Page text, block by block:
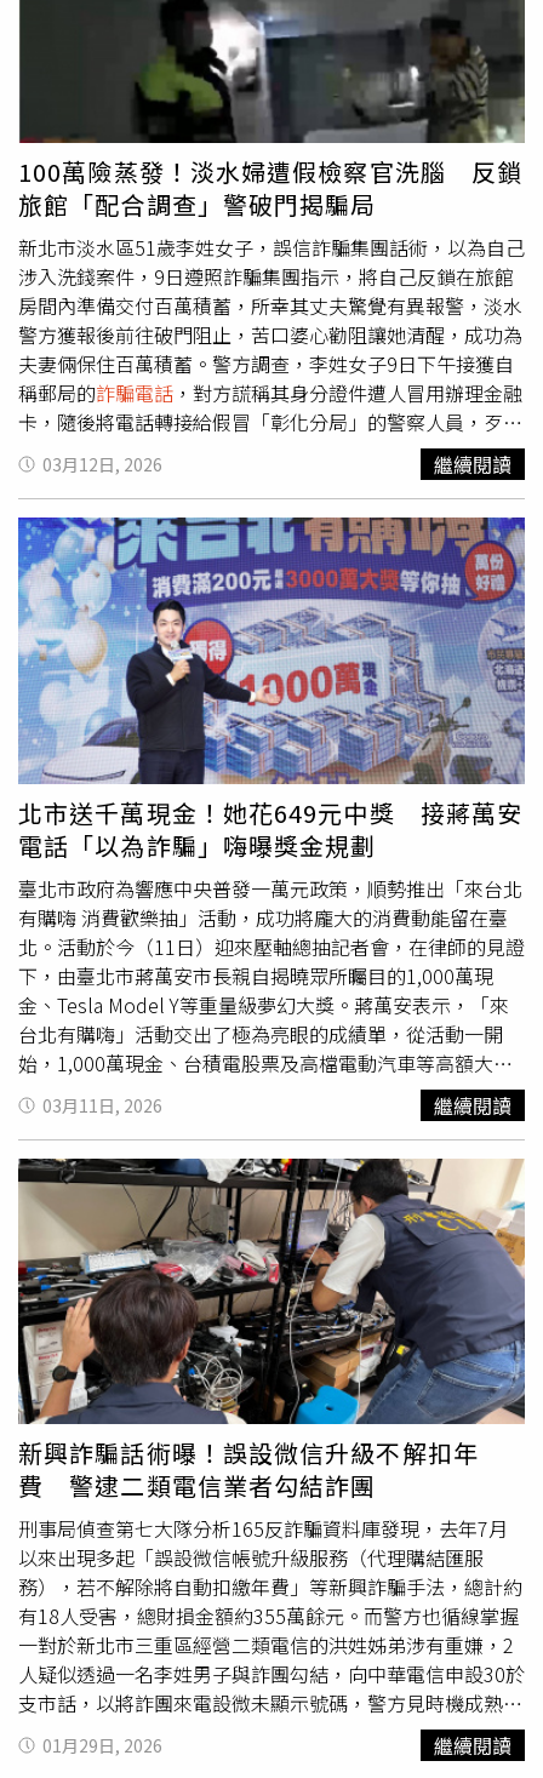
撥該電話，但已無法聯絡，先前匯出的20萬元也追不回。胡
漢龑回憶，當時確實注意到電話號碼不同，但對方解釋是新
號碼，自己未更新聯絡資料，因此未多加懷疑。案件通報警
方後，刑事警察局在5天內迅速破案，並逮捕一名16歲的女
車手。事後女車手的母親打電話向胡漢龑求情，希望能分期
償還款項，避免女兒留下案底。胡漢龑表示，聽到對方的請
求後決定不再追討20萬元，甚至還包了6000元紅包給對
方，希望對方未來能重新做人。他也感嘆表示，自己並不是
貪心的人，卻仍然會遇上詐騙。警方提醒，若接到朋友突然
借錢的電話，應提高警覺，可透過其他方式聯絡本人確認，
或事先與親友約定專屬暗號，以降低遭詐騙的風險。
100萬險蒸發！淡水婦遭假檢察官洗腦 反鎖
旅館「配合調查」警破門揭騙局
新北市淡水區51歲李姓女子，誤信詐騙集團話術，以為自己
涉入洗錢案件，9日遵照詐騙集團指示，將自己反鎖在旅館
房間內準備交付百萬積蓄，所幸其丈夫驚覺有異報警，淡水
警方獲報後前往破門阻止，苦口婆心勸阻讓她清醒，成功為
夫妻倆保住百萬積蓄。警方調查，李姓女子9日下午接獲自
稱郵局的詐騙電話 ，對方謊稱其身分證件遭人冒用辦理金融
卡，隨後將電話轉接給假冒「彰化分局」的警察人員，歹徒
要求李女加入特定的 LINE 帳號，並由另一名自稱「葉建成
檢察官」接手，並恐嚇李女名下帳戶涉嫌洗錢案件，必須配
合「資產代管」約100萬元，否則將面臨羈押。面對恐嚇，
李女身心承受高度壓力，加上對方的不斷言詞洗腦下，李女
當天晚間9時許，依指示前往沙崙路某旅館入住並與外界隔
離，以躲避家人干擾並配合所謂的「調查」，所幸李女丈夫
驚覺有異並通報警方。員警獲報抵達旅館房間時，李女正深
陷詐騙集團的話術中，神情焦慮地不斷詢問「我會被抓走
嗎？」現場員警見狀不斷舉出實際案例安撫情緒，並逐一拆
解詐騙集團利用通訊軟體分飾多角的犯罪套路。經過員警不
懈地勸說與解釋，李女這才逐漸醒悟，驚覺自己差點將辛苦
積蓄交給詐騙集團，警方隨後將李女帶回派出所提供後續協
助，並配合製作阻詐諮詢筆錄，成功保住新100萬元積蓄。
淡水警分局呼籲，公務機關或檢警單位絕對不會透過電話或
LINE 要求民眾交付財物或監管帳戶，更不會要求民眾入住
旅館隔離通訊。若接獲類似提及「身分遭冒用」、「涉及洗
錢」或「需監管資金」的電話，請務必保持冷靜，第一時間
撥打 110 或 165 反詐騙專線求證，以免落入詐騙陷阱。
03月12日, 2026 繼續閱讀
北市送千萬現金！她花649元中獎 接蔣萬安
電話「以為詐騙」嗨曝獎金規劃
臺北市政府為響應中央普發一萬元政策，順勢推出「來台北
有購嗨 消費歡樂抽」活動，成功將龐大的消費動能留在臺
北。活動於今（11日）迎來壓軸總抽記者會，在律師的見證
下，由臺北市蔣萬安市長親自揭曉眾所矚目的1,000萬現
金、Tesla Model Y等重量級夢幻大獎。蔣萬安表示，「來
台北有購嗨」活動交出了極為亮眼的成績單，從活動一開
始，1,000萬現金、台積電股票及高檔電動汽車等高額大獎
即話題不斷，短短3個月，登錄金額一路狂飆突破74億元大
關，登錄筆數高達550萬筆，註冊會員數超過19萬5,000人
次，活動官網更一舉突破960萬瀏覽人次，活動期間更促使
每人平均增加了超過7,000元的消費，寫下本市大型消費抽
獎活動的歷史新高，為整體經濟注入一劑超級強心針。不僅
如此，活動成功打破行政區界線，展現強大的城市磁吸效
應。依據會員註冊資料統計顯示，外縣市參與比例超過4
成，涵蓋全臺22個縣市。其中，新北與桃園的參與者佔了超
過3成，成功創造極佳的消費誘因，吸引大臺北生活圈的通
勤族在下班、放學後將消費力留在臺北。「來台北有購嗨」
登錄突破74億，臺北展現驚人經濟動能 1千萬現金大獎、特
斯拉得主驚喜出爐。（圖／北市府提供）在締造驚人買氣的
同時，本活動也大幅推進臺北市消費習慣的數位升級。透過
推廣綁定雲端發票的自動化抽獎模式，民眾越來越習慣數位
化的消費流程，同時也促進店家更有意願去熟悉數位整合。
數據顯示，活動登錄總筆數中高達80%是雲端發票，這不僅
減輕了民眾的登錄負擔，更顯示本市的數位基礎已相當普
及，大幅推進智慧城市的發展步伐。總抽記者會現場最刺激
的環節，莫過於蔣萬安親自CallOut給1,000萬現金大獎的得
主。幸運兒是在全家超商消費649元的紀小姐，電話接通瞬
間，她語氣滿滿的遲疑，一度以為接到 詐騙電話，但當確認
自己真的是那位天選之人時，聲音裡的震驚與狂喜完全藏不
住。至於這筆錢打算如何規劃？紀小姐也向蔣萬安表示，可
能會拿來買台積電的股票。
03月11日, 2026 繼續閱讀
新興詐騙話術曝！誤設微信升級不解扣年
費 警逮二類電信業者勾結詐團
刑事局偵查第七大隊分析165反詐騙資料庫發現，去年7月
以來出現多起「誤設微信帳號升級服務（代理購結匯服
務），若不解除將自動扣繳年費」等新興詐騙手法，總計約
有18人受害，總財損金額約355萬餘元。而警方也循線掌握
一對於新北市三重區經營二類電信的洪姓姊弟涉有重嫌，2
人疑似透過一名李姓男子與詐團勾結，向中華電信申設30於
支市話，以將詐團來電設微未顯示號碼，警方見時機成熟後
也一舉將洪姓姊弟等9人逮捕到案。據了解，詐團多以「未
顯示」號碼撥打給民眾，等民眾上鉤後，以口述方式告知民
01月29日, 2026 繼續閱讀